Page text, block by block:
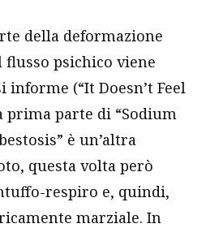
della deformazione
psichico viene
informe (“It Doesn’t Feel
prima parte di “Sodium
è un’altra
questa volta però
respiro e, quindi,
marziale. In